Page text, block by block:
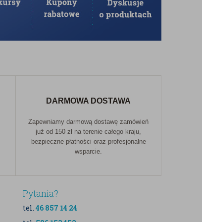
DARMOWA DOSTAWA
Zapewniamy darmową dostawę zamówień
już od 150 zł na terenie całego kraju,
bezpieczne płatności oraz profesjonalne
wsparcie.
Pytania?
tel. 46 857 14 24